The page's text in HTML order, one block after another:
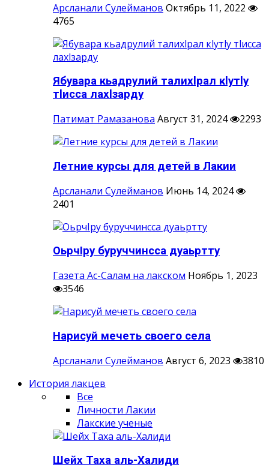
Арсланали Сулейманов Октябрь 11, 2022
4765
Ябувара кьадрулий талихlрал кlутlу
тlисса лахlзарду
Патимат Рамазанова Август 31, 2024 2293
Летние курсы для детей в Лакии
Арсланали Сулейманов Июнь 14, 2024
2401
ОьрчIру буруччинсса дуаьртту
Газета Ас-Салам на лакском Ноябрь 1, 2023
3546
Нарисуй мечеть своего села
Арсланали Сулейманов Август 6, 2023
3810
История лакцев
Все
Личности Лакии
Лакские ученые
Шейх Таха аль-Халиди